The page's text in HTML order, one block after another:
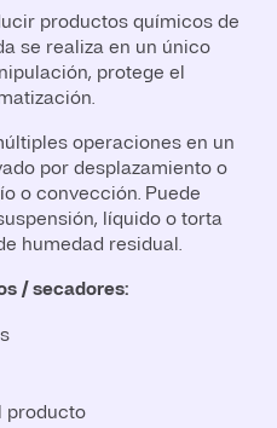
productos químicos de
se realiza en un único
protege el
operaciones en un
por desplazamiento o
o convección. Puede
líquido o torta
humedad residual.
/ secadores:
producto